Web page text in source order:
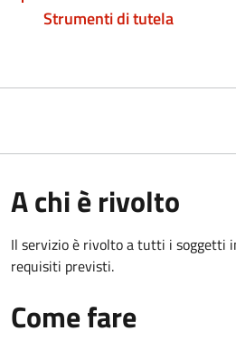
Strumenti di tutela
A chi è rivolto
Il servizio è rivolto a tutti i soggetti
requisiti previsti.
Come fare